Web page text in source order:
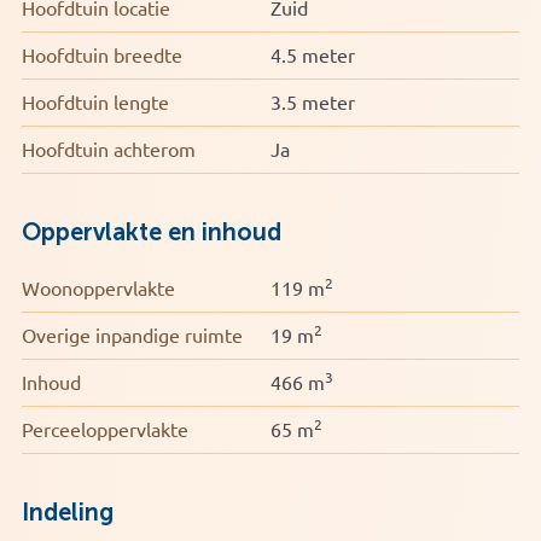
Hoofdtuin locatie Zuid
Hoofdtuin breedte 4.5 meter
Hoofdtuin lengte 3.5 meter
Hoofdtuin achterom Ja
Oppervlakte en inhoud
Woonoppervlakte 119 m2
Overige inpandige ruimte 19 m2
Inhoud 466 m3
Perceeloppervlakte 65 m2
Indeling